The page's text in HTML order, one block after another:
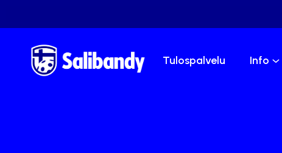
Tulospalvelu Info